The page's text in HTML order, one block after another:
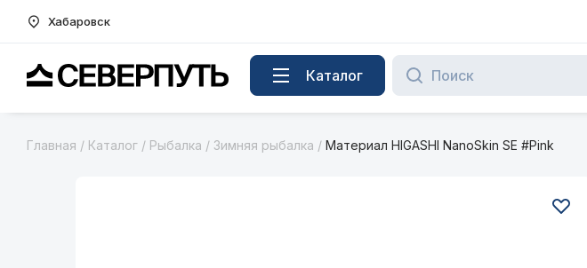
Хабаровск
Вернуться на главную страницу Каталог
Главная / Каталог / Рыбалка / Зимняя рыбалка / Материал HIGASHI NanoSkin SE #Pink